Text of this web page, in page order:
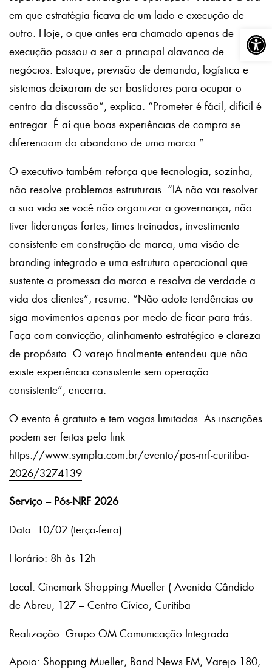
Abrir
em que estratégia ficava de um lado e execução de
outro. Hoje, o que antes era chamado apenas de
execução passou a ser a principal alavanca de
negócios. Estoque, previsão de demanda, logística e
sistemas deixaram de ser bastidores para ocupar o
centro da discussão”, explica. “Prometer é fácil, difícil é
entregar. É aí que boas experiências de compra se
diferenciam do abandono de uma marca.”
O executivo também reforça que tecnologia, sozinha,
não resolve problemas estruturais. “IA não vai resolver
a sua vida se você não organizar a governança, não
tiver lideranças fortes, times treinados, investimento
consistente em construção de marca, uma visão de
branding integrado e uma estrutura operacional que
sustente a promessa da marca e resolva de verdade a
vida dos clientes”, resume. “Não adote tendências ou
siga movimentos apenas por medo de ficar para trás.
Faça com convicção, alinhamento estratégico e clareza
de propósito. O varejo finalmente entendeu que não
existe experiência consistente sem operação
consistente”, encerra.
O evento é gratuito e tem vagas limitadas. As inscrições
podem ser feitas pelo link
https://www.sympla.com.br/evento/pos-nrf-curitiba-
2026/3274139
Serviço – Pós-NRF 2026
Data: 10/02 (terça-feira)
Horário: 8h às 12h
Local: Cinemark Shopping Mueller ( Avenida Cândido
de Abreu, 127 – Centro Cívico, Curitiba
Realização: Grupo OM Comunicação Integrada
Apoio: Shopping Mueller, Band News FM, Varejo 180,